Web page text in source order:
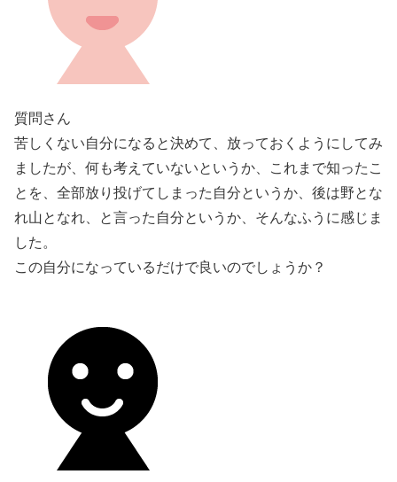
質問さん
苦しくない自分になると決めて、放っておくようにしてみ
ましたが、何も考えていないというか、これまで知ったこ
とを、全部放り投げてしまった自分というか、後は野とな
れ山となれ、と言った自分というか、そんなふうに感じま
した。
この自分になっているだけで良いのでしょうか？